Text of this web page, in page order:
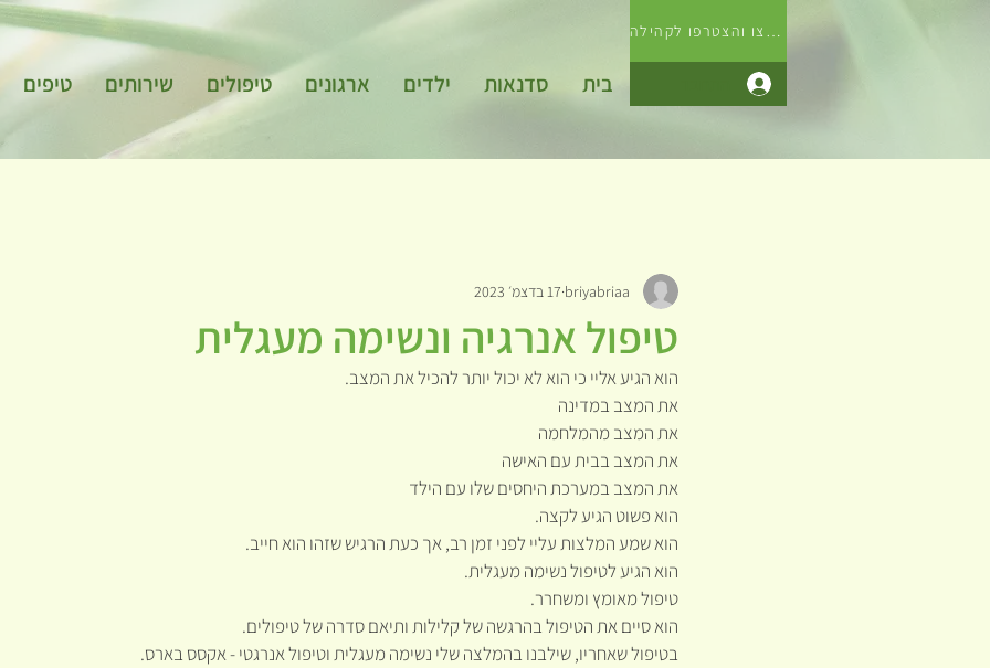
בית סדנאות ילדים ארגונים טיפולים שירותים טיפים
לחצו והצטרפו לקהילה
טיפול אנרגיה ונשימה מעגלית
briyabriaa 17 בדצמ׳ 2023
הוא הגיע אליי כי הוא לא יכול יותר להכיל את המצב.
את המצב במדינה
את המצב מהמלחמה
את המצב בבית עם האישה
את המצב במערכת היחסים שלו עם הילד
הוא פשוט הגיע לקצה.
הוא שמע המלצות עליי לפני זמן רב, אך כעת הרגיש שזהו הוא חייב.
הוא הגיע לטיפול נשימה מעגלית.
טיפול מאומץ ומשחרר.
הוא סיים את הטיפול בהרגשה של קלילות ותיאם סדרה של טיפולים.
בטיפול שאחריו, שילבנו בהמלצה שלי נשימה מעגלית וטיפול אנרגטי - אקסס בארס.